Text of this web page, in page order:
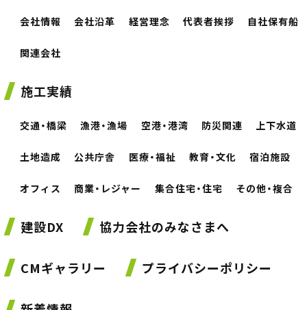
会社情報 会社沿革 経営理念 代表者挨拶 自社保有船
関連会社
施工実績
交通・橋梁 漁港・漁場 空港・港湾 防災関連 上下水道
土地造成 公共庁舎 医療・福祉 教育・文化 宿泊施設
オフィス 商業・レジャー 集合住宅・住宅 その他・複合
建設DX 協力会社のみなさまへ
CMギャラリー プライバシーポリシー